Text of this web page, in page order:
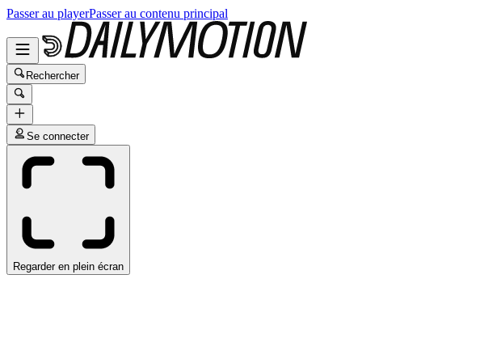
Passer au playerPasser au contenu principal
Rechercher
Se connecter
Regarder en plein écran